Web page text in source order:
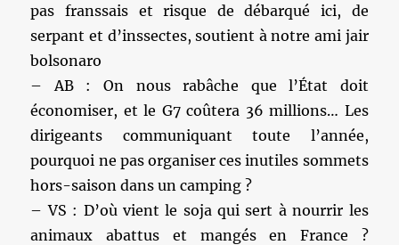
pas franssais et risque de débarqué ici, de
serpant et d’inssectes, soutient à notre ami jair
bolsonaro
– AB : On nous rabâche que l’État doit
économiser, et le G7 coûtera 36 millions… Les
dirigeants communiquant toute l’année,
pourquoi ne pas organiser ces inutiles sommets
hors-saison dans un camping ?
– VS : D’où vient le soja qui sert à nourrir les
animaux abattus et mangés en France ?